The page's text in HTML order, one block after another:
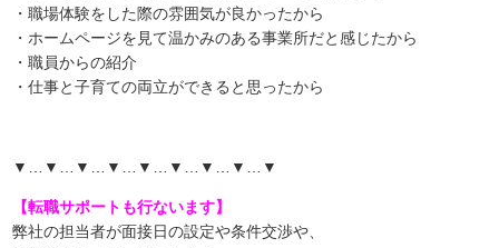
・職場体験をした際の雰囲気が良かったから
・ホームページを見て温かみのある事業所だと感じたから
・職員からの紹介
・仕事と子育ての両立ができると思ったから
▼…▼…▼…▼…▼…▼…▼…▼…▼
【転職サポートも行ないます】
弊社の担当者が面接日の設定や条件交渉や、